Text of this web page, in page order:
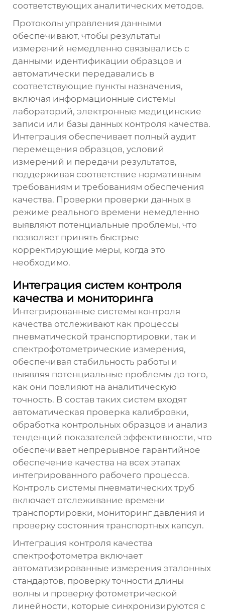
соответствующих аналитических методов.
Протоколы управления данными
обеспечивают, чтобы результаты
измерений немедленно связывались с
данными идентификации образцов и
автоматически передавались в
соответствующие пункты назначения,
включая информационные системы
лабораторий, электронные медицинские
записи или базы данных контроля качества.
Интеграция обеспечивает полный аудит
перемещения образцов, условий
измерений и передачи результатов,
поддерживая соответствие нормативным
требованиям и требованиям обеспечения
качества. Проверки проверки данных в
режиме реального времени немедленно
выявляют потенциальные проблемы, что
позволяет принять быстрые
корректирующие меры, когда это
необходимо.
Интеграция систем контроля
качества и мониторинга
Интегрированные системы контроля
качества отслеживают как процессы
пневматической транспортировки, так и
спектрофотометрические измерения,
обеспечивая стабильность работы и
выявляя потенциальные проблемы до того,
как они повлияют на аналитическую
точность. В состав таких систем входят
автоматическая проверка калибровки,
обработка контрольных образцов и анализ
тенденций показателей эффективности, что
обеспечивает непрерывное гарантийное
обеспечение качества на всех этапах
интегрированного рабочего процесса.
Контроль системы пневматических труб
включает отслеживание времени
транспортировки, мониторинг давления и
проверку состояния транспортных капсул.
Интеграция контроля качества
спектрофотометра включает
автоматизированные измерения эталонных
стандартов, проверку точности длины
волны и проверку фотометрической
линейности, которые синхронизируются с